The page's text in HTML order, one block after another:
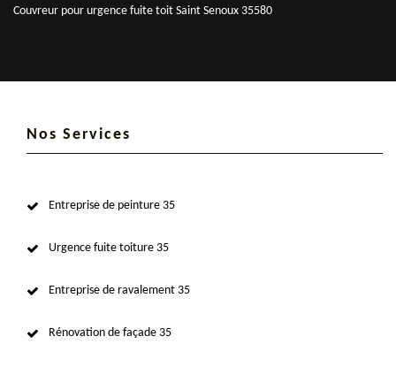
Couvreur pour urgence fuite toit Saint Senoux 35580
Nos Services
Entreprise de peinture 35
Urgence fuite toiture 35
Entreprise de ravalement 35
Rénovation de façade 35